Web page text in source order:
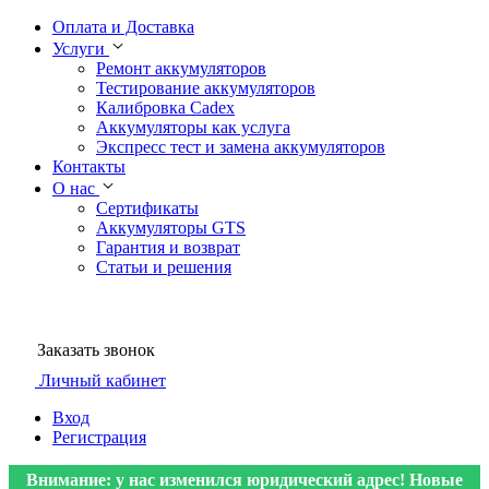
Оплата и Доставка
Услуги
Ремонт аккумуляторов
Тестирование аккумуляторов
Калибровка Cadex
Аккумуляторы как услуга
Экспресс тест и замена аккумуляторов
Контакты
О нас
Сертификаты
Аккумуляторы GTS
Гарантия и возврат
Статьи и решения
Заказать звонок
Личный кабинет
Вход
Регистрация
Внимание: у нас изменился юридический адрес! Новые